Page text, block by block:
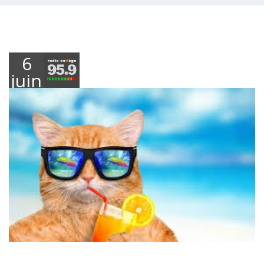
6
juin
2026